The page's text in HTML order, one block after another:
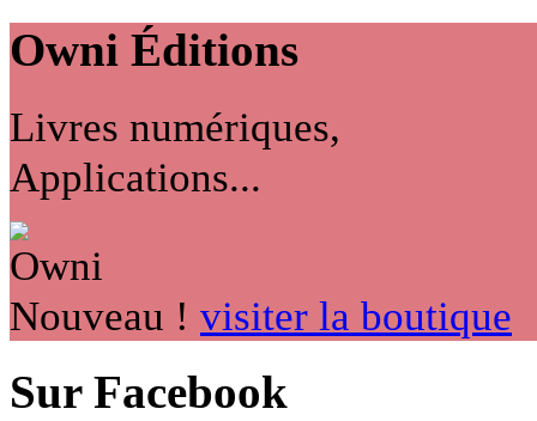
Owni Éditions
Livres numériques,
Applications...
Nouveau ! visiter la boutique
Sur Facebook